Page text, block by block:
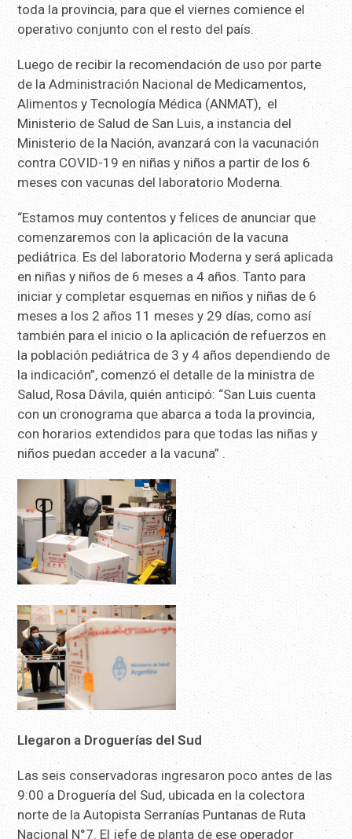
toda la provincia, para que el viernes comience el
operativo conjunto con el resto del país.
Luego de recibir la recomendación de uso por parte
de la Administración Nacional de Medicamentos,
Alimentos y Tecnología Médica (ANMAT), el
Ministerio de Salud de San Luis, a instancia del
Ministerio de la Nación, avanzará con la vacunación
contra COVID-19 en niñas y niños a partir de los 6
meses con vacunas del laboratorio Moderna.
“Estamos muy contentos y felices de anunciar que
comenzaremos con la aplicación de la vacuna
pediátrica. Es del laboratorio Moderna y será aplicada
en niñas y niños de 6 meses a 4 años. Tanto para
iniciar y completar esquemas en niños y niñas de 6
meses a los 2 años 11 meses y 29 días, como así
también para el inicio o la aplicación de refuerzos en
la población pediátrica de 3 y 4 años dependiendo de
la indicación”, comenzó el detalle de la ministra de
Salud, Rosa Dávila, quién anticipó: “San Luis cuenta
con un cronograma que abarca a toda la provincia,
con horarios extendidos para que todas las niñas y
niños puedan acceder a la vacuna” .
Llegaron a Droguerías del Sud
Las seis conservadoras ingresaron poco antes de las
9:00 a Droguería del Sud, ubicada en la colectora
norte de la Autopista Serranías Puntanas de Ruta
Nacional N°7. El jefe de planta de ese operador